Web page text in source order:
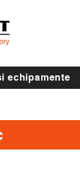
echipamente